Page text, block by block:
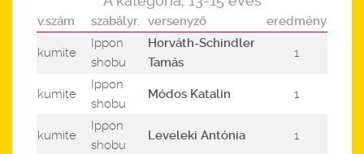
v.szám szabályr. versenyző eredmény
kumite
Ippon
shobu
Horváth-Schindler
Tamás
1
kumite
Ippon
shobu
Módos Katalin 1
kumite
Ippon
shobu
Leveleki Antónia 1